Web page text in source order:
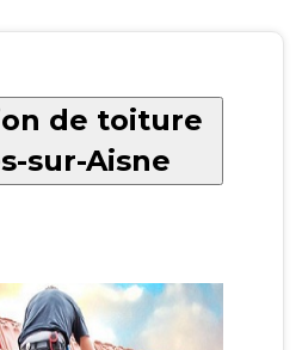
de toiture
sur-Aisne